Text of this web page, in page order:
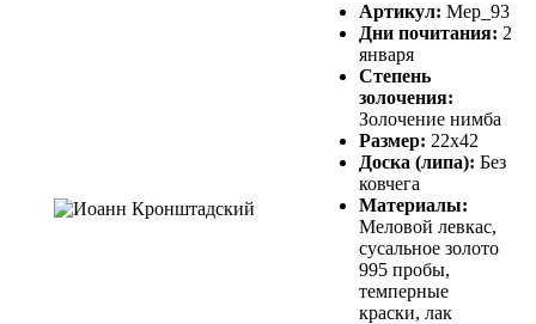
Артикул: Мер_93
Дни почитания: 2
января
Степень
золочения:
Золочение нимба
Размер: 22х42
Доска (липа): Без
ковчега
Материалы:
Меловой левкас,
сусальное золото
995 пробы,
темперные
краски, лак